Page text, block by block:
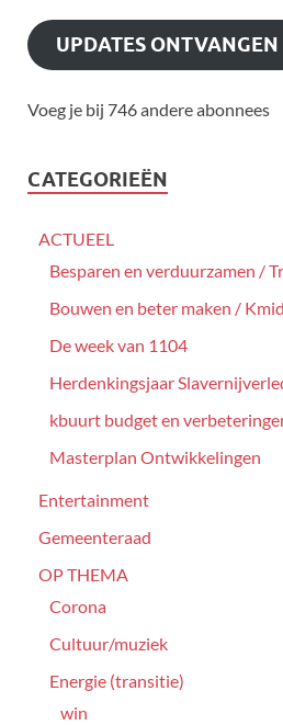
UPDATES ONTVANGEN
Voeg je bij 746 andere abonnees
CATEGORIEËN
ACTUEEL
Besparen en verduurzamen /
Bouwen en beter maken /
De week van 1104
Herdenkingsjaar
kbuurt budget en
Masterplan Ontwikkelingen
Entertainment
Gemeenteraad
OP THEMA
Corona
Cultuur/muziek
Energie (transitie)
win